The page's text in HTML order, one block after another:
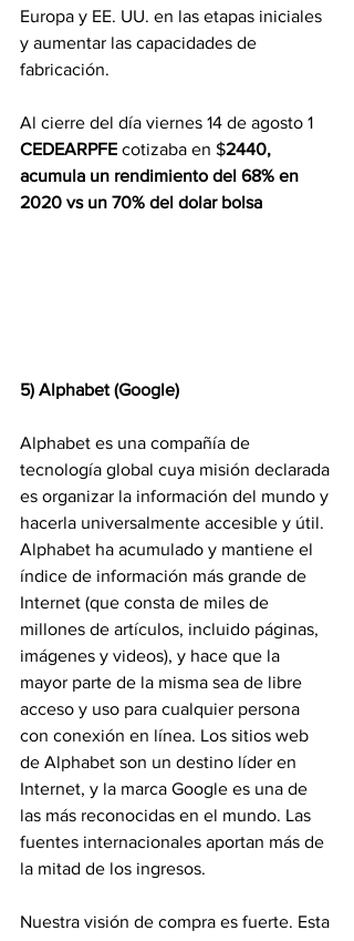
Europa y EE. UU. en las etapas iniciales
y aumentar las capacidades de
fabricación.
Al cierre del día viernes 14 de agosto 1
CEDEARPFE cotizaba en $2440,
acumula un rendimiento del 68% en
2020 vs un 70% del dolar bolsa
5) Alphabet (Google)
Alphabet es una compañía de
tecnología global cuya misión declarada
es organizar la información del mundo y
hacerla universalmente accesible y útil.
Alphabet ha acumulado y mantiene el
índice de información más grande de
Internet (que consta de miles de
millones de artículos, incluido páginas,
imágenes y videos), y hace que la
mayor parte de la misma sea de libre
acceso y uso para cualquier persona
con conexión en línea. Los sitios web
de Alphabet son un destino líder en
Internet, y la marca Google es una de
las más reconocidas en el mundo. Las
fuentes internacionales aportan más de
la mitad de los ingresos.
Nuestra visión de compra es fuerte. Esta